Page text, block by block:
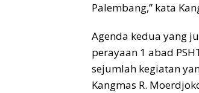
Palembang,” kata
Agenda kedua yang
perayaan 1 abad
sejumlah kegiatan
Kangmas R.